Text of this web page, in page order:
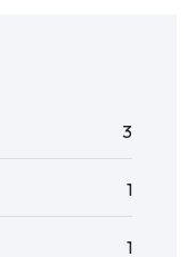
3
1
1